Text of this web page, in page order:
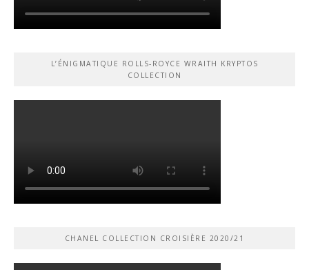
L’ÉNIGMATIQUE ROLLS-ROYCE WRAITH KRYPTOS
COLLECTION
CHANEL COLLECTION CROISIÈRE 2020/21